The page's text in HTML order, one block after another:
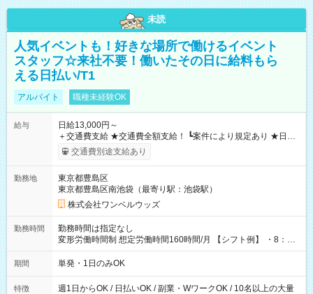
未読
人気イベントも！好きな場所で働けるイベント
スタッフ☆来社不要！働いたその日に給料もら
える日払い/T1
アルバイト 職種未経験OK
給与
日給13,000円～
＋交通費支給 ★交通費全額支給！ ┗案件により規定あり ★日払
いOK！（規定あり） ┗働いたその日に現金GET♪ お仕事後はコ
ンビニATMから 日払い分を引き落とせます！ 【試用期間】試
交通費別途支給あり
勤務地
東京都豊島区
東京都豊島区南池袋（最寄り駅：池袋駅）
株式会社ワンベルウッズ
勤務時間
勤務時間は指定なし
変形労働時間制 想定労働時間160時間/月 【シフト例】 ・8：00
～21：00
期間 単発・1日のみOK
特徴
週1日からOK / 日払いOK / 副業・WワークOK / 10名以上の大量